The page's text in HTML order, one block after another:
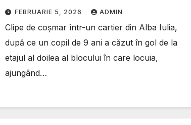
Poliția a deschis o anchetă
FEBRUARIE 5, 2026 ADMIN
Clipe de coșmar într-un cartier din Alba Iulia,
după ce un copil de 9 ani a căzut în gol de la
etajul al doilea al blocului în care locuia,
ajungând…